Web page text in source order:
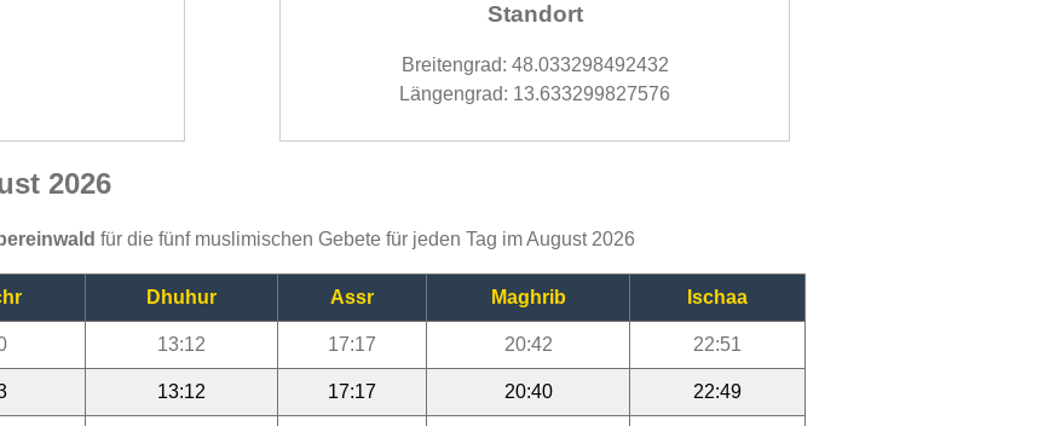
Standort
Breitengrad: 48.033298492432
Längengrad: 13.633299827576
2026
für die fünf muslimischen Gebete für jeden Tag im August 2026
Dhuhur Assr Maghrib Ischaa
13:12 17:17 20:42 22:51
13:12 17:17 20:40 22:49